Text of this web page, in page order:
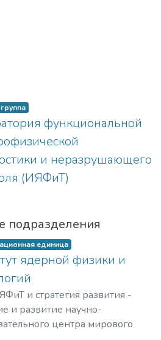
функциональной
и неразрушающего
(ИЯФиТ)
подразделения
единица
ядерной физики и
и стратегия развития -
и развитие научно-
центра мирового